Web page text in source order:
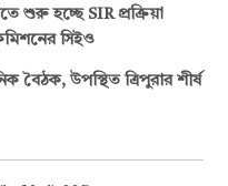
শুরু হচ্ছে SIR প্রক্রিয়া
সিইও
বৈঠক, উপস্থিত ত্রিপুরার শীর্ষ